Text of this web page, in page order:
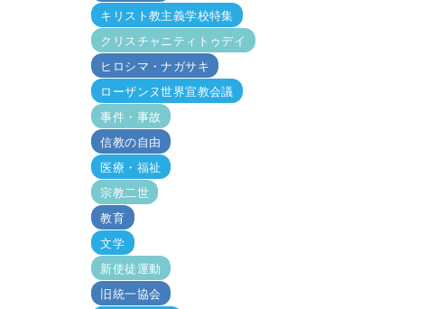
キリスト教主義学校特集
クリスチャニティトゥデイ
ヒロシマ・ナガサキ
ローザンヌ世界宣教会議
事件・事故
信教の自由
医療・福祉
宗教二世
教育
文学
新使徒運動
旧統一協会